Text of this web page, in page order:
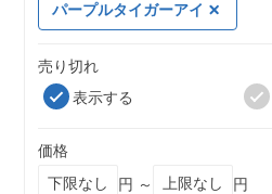
パープルタイガーアイ
売り切れ
表示する
価格
円 ～
円